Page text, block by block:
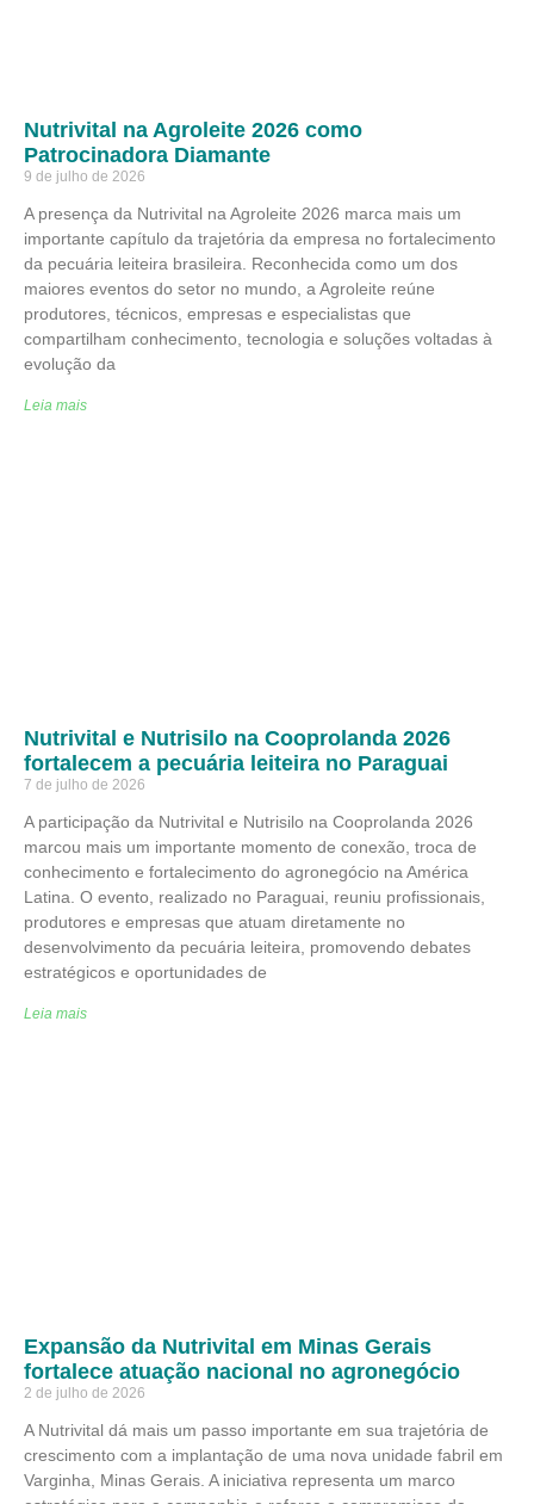
Nutrivital na Agroleite 2026 como
Patrocinadora Diamante
9 de julho de 2026
A presença da Nutrivital na Agroleite 2026 marca mais um
importante capítulo da trajetória da empresa no fortalecimento
da pecuária leiteira brasileira. Reconhecida como um dos
maiores eventos do setor no mundo, a Agroleite reúne
produtores, técnicos, empresas e especialistas que
compartilham conhecimento, tecnologia e soluções voltadas à
evolução da
Leia mais
Nutrivital e Nutrisilo na Cooprolanda 2026
fortalecem a pecuária leiteira no Paraguai
7 de julho de 2026
A participação da Nutrivital e Nutrisilo na Cooprolanda 2026
marcou mais um importante momento de conexão, troca de
conhecimento e fortalecimento do agronegócio na América
Latina. O evento, realizado no Paraguai, reuniu profissionais,
produtores e empresas que atuam diretamente no
desenvolvimento da pecuária leiteira, promovendo debates
estratégicos e oportunidades de
Leia mais
Expansão da Nutrivital em Minas Gerais
fortalece atuação nacional no agronegócio
2 de julho de 2026
A Nutrivital dá mais um passo importante em sua trajetória de
crescimento com a implantação de uma nova unidade fabril em
Varginha, Minas Gerais. A iniciativa representa um marco